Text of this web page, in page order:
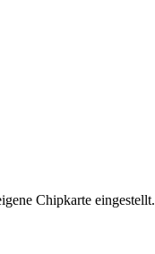
Chipkarte eingestellt.